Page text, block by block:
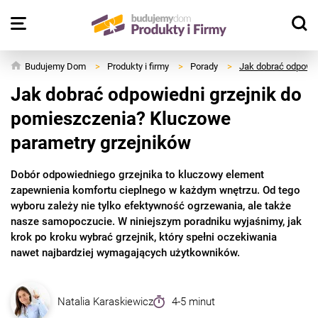
Budujemy Dom > Produkty i firmy > Porady > Jak dobrać
Jak dobrać odpowiedni grzejnik do
pomieszczenia? Kluczowe
parametry grzejników
Dobór odpowiedniego grzejnika to kluczowy element
zapewnienia komfortu cieplnego w każdym wnętrzu. Od tego
wyboru zależy nie tylko efektywność ogrzewania, ale także
nasze samopoczucie. W niniejszym poradniku wyjaśnimy, jak
krok po kroku wybrać grzejnik, który spełni oczekiwania
nawet najbardziej wymagających użytkowników.
Natalia Karaskiewicz 4-5 minut